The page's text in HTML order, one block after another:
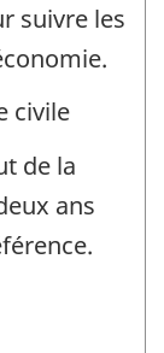
suivre les
civile
de la
ans